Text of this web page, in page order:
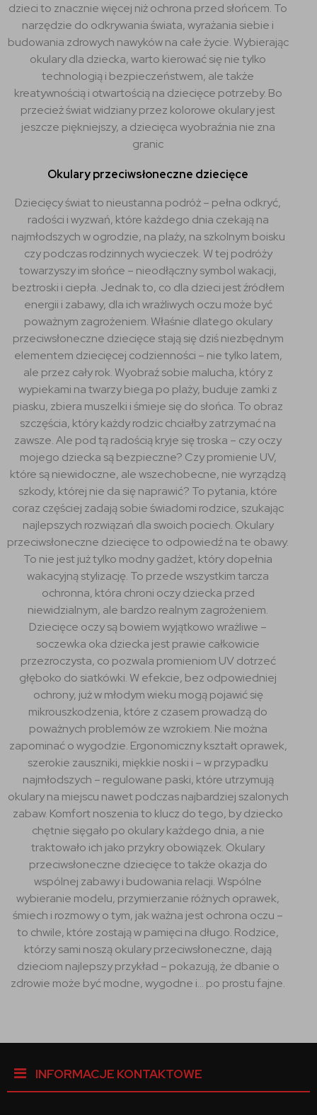
dzieci to znacznie więcej niż ochrona przed słońcem. To
narzędzie do odkrywania świata, wyrażania siebie i
budowania zdrowych nawyków na całe życie. Wybierając
okulary dla dziecka, warto kierować się nie tylko
technologią i bezpieczeństwem, ale także
kreatywnością i otwartością na dziecięce potrzeby. Bo
przecież świat widziany przez kolorowe okulary jest
jeszcze piękniejszy, a dziecięca wyobraźnia nie zna
granic
Okulary przeciwsłoneczne dziecięce
Dziecięcy świat to nieustanna podróż – pełna odkryć,
radości i wyzwań, które każdego dnia czekają na
najmłodszych w ogrodzie, na plaży, na szkolnym boisku
czy podczas rodzinnych wycieczek. W tej podróży
towarzyszy im słońce – nieodłączny symbol wakacji,
beztroski i ciepła. Jednak to, co dla dzieci jest źródłem
energii i zabawy, dla ich wrażliwych oczu może być
poważnym zagrożeniem. Właśnie dlatego okulary
przeciwsłoneczne dziecięce stają się dziś niezbędnym
elementem dziecięcej codzienności – nie tylko latem,
ale przez cały rok. Wyobraź sobie malucha, który z
wypiekami na twarzy biega po plaży, buduje zamki z
piasku, zbiera muszelki i śmieje się do słońca. To obraz
szczęścia, który każdy rodzic chciałby zatrzymać na
zawsze. Ale pod tą radością kryje się troska – czy oczy
mojego dziecka są bezpieczne? Czy promienie UV,
które są niewidoczne, ale wszechobecne, nie wyrządzą
szkody, której nie da się naprawić? To pytania, które
coraz częściej zadają sobie świadomi rodzice, szukając
najlepszych rozwiązań dla swoich pociech. Okulary
przeciwsłoneczne dziecięce to odpowiedź na te obawy.
To nie jest już tylko modny gadżet, który dopełnia
wakacyjną stylizację. To przede wszystkim tarcza
ochronna, która chroni oczy dziecka przed
niewidzialnym, ale bardzo realnym zagrożeniem.
Dziecięce oczy są bowiem wyjątkowo wrażliwe –
soczewka oka dziecka jest prawie całkowicie
przezroczysta, co pozwala promieniom UV dotrzeć
głęboko do siatkówki. W efekcie, bez odpowiedniej
ochrony, już w młodym wieku mogą pojawić się
mikrouszkodzenia, które z czasem prowadzą do
poważnych problemów ze wzrokiem. Nie można
zapominać o wygodzie. Ergonomiczny kształt oprawek,
szerokie zauszniki, miękkie noski i – w przypadku
najmłodszych – regulowane paski, które utrzymują
okulary na miejscu nawet podczas najbardziej szalonych
zabaw. Komfort noszenia to klucz do tego, by dziecko
chętnie sięgało po okulary każdego dnia, a nie
traktowało ich jako przykry obowiązek. Okulary
przeciwsłoneczne dziecięce to także okazja do
wspólnej zabawy i budowania relacji. Wspólne
wybieranie modelu, przymierzanie różnych oprawek,
śmiech i rozmowy o tym, jak ważna jest ochrona oczu –
to chwile, które zostają w pamięci na długo. Rodzice,
którzy sami noszą okulary przeciwsłoneczne, dają
dzieciom najlepszy przykład – pokazują, że dbanie o
zdrowie może być modne, wygodne i… po prostu fajne.
INFORMACJE KONTAKTOWE